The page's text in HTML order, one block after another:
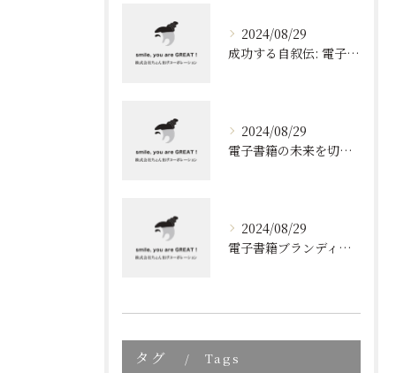
2024/08/29
成功する自叙伝: 電子書籍ブランディングの新しい視点
2024/08/29
電子書籍の未来を切り開く！効果的なブランディングとリスト取りの技術
2024/08/29
電子書籍ブランディングの新しいアプローチ: 成功の秘訣とは?
タグ Tags